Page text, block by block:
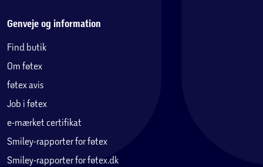
Genveje og information
Find butik
Om føtex
føtex avis
Job i føtex
e-mærket certifikat
Smiley-rapporter for føtex
Smiley-rapporter for føtex.dk